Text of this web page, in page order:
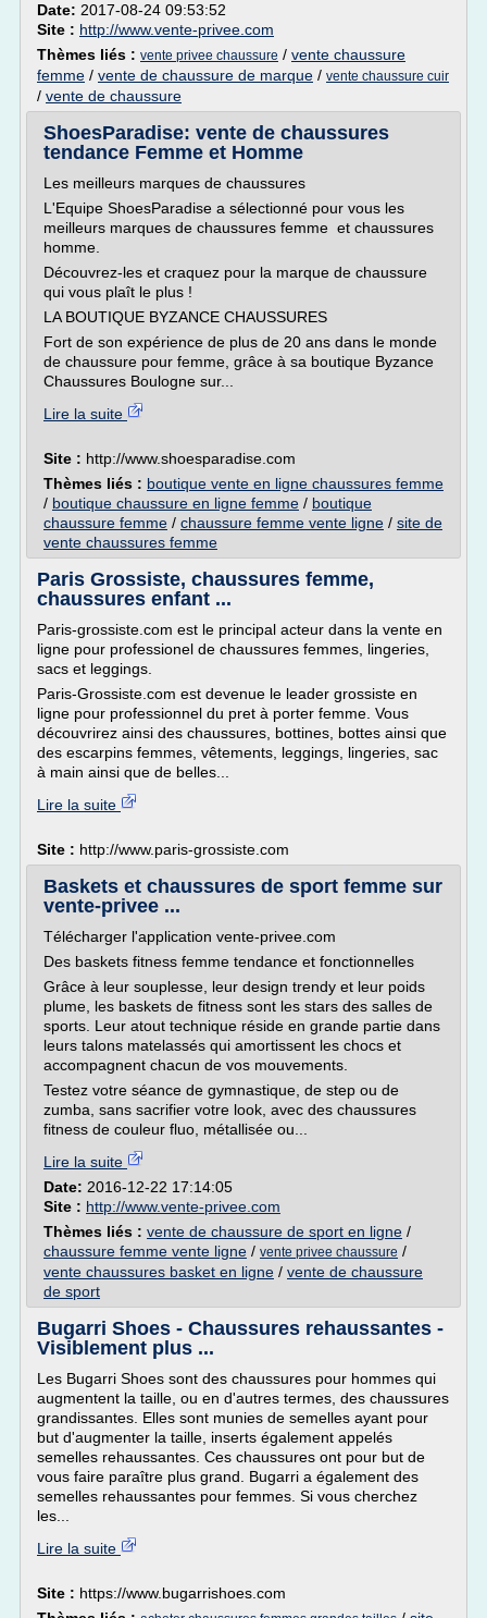
Date: 2017-08-24 09:53:52
Site : http://www.vente-privee.com
Thèmes liés : vente privee chaussure / vente chaussure
femme / vente de chaussure de marque / vente chaussure cuir
/ vente de chaussure
ShoesParadise: vente de chaussures
tendance Femme et Homme
Les meilleurs marques de chaussures
L'Equipe ShoesParadise a sélectionné pour vous les
meilleurs marques de chaussures femme et chaussures
homme.
Découvrez-les et craquez pour la marque de chaussure
qui vous plaît le plus !
LA BOUTIQUE BYZANCE CHAUSSURES
Fort de son expérience de plus de 20 ans dans le monde
de chaussure pour femme, grâce à sa boutique Byzance
Chaussures Boulogne sur...
Lire la suite
Site : http://www.shoesparadise.com
Thèmes liés : boutique vente en ligne chaussures femme
/ boutique chaussure en ligne femme / boutique
chaussure femme / chaussure femme vente ligne / site de
vente chaussures femme
Paris Grossiste, chaussures femme,
chaussures enfant ...
Paris-grossiste.com est le principal acteur dans la vente en
ligne pour professionel de chaussures femmes, lingeries,
sacs et leggings.
Paris-Grossiste.com est devenue le leader grossiste en
ligne pour professionnel du pret à porter femme. Vous
découvrirez ainsi des chaussures, bottines, bottes ainsi que
des escarpins femmes, vêtements, leggings, lingeries, sac
à main ainsi que de belles...
Lire la suite
Site : http://www.paris-grossiste.com
Baskets et chaussures de sport femme sur
vente-privee ...
Télécharger l'application vente-privee.com
Des baskets fitness femme tendance et fonctionnelles
Grâce à leur souplesse, leur design trendy et leur poids
plume, les baskets de fitness sont les stars des salles de
sports. Leur atout technique réside en grande partie dans
leurs talons matelassés qui amortissent les chocs et
accompagnent chacun de vos mouvements.
Testez votre séance de gymnastique, de step ou de
zumba, sans sacrifier votre look, avec des chaussures
fitness de couleur fluo, métallisée ou...
Lire la suite
Date: 2016-12-22 17:14:05
Site : http://www.vente-privee.com
Thèmes liés : vente de chaussure de sport en ligne /
chaussure femme vente ligne / vente privee chaussure /
vente chaussures basket en ligne / vente de chaussure
de sport
Bugarri Shoes - Chaussures rehaussantes -
Visiblement plus ...
Les Bugarri Shoes sont des chaussures pour hommes qui
augmentent la taille, ou en d'autres termes, des chaussures
grandissantes. Elles sont munies de semelles ayant pour
but d'augmenter la taille, inserts également appelés
semelles rehaussantes. Ces chaussures ont pour but de
vous faire paraître plus grand. Bugarri a également des
semelles rehaussantes pour femmes. Si vous cherchez
les...
Lire la suite
Site : https://www.bugarrishoes.com